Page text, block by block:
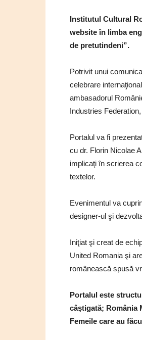
Institutul Cultural
website în limba
de pretutindeni”.
Potrivit unui
celebrare
ambasadorul
Industries
Portalul va fi
cu dr. Florin Nicolae
implicaţi în scrierea
textelor.
Evenimentul va
designer-ul şi
Iniţiat şi creat de
United Romania şi
românească spusă
Portalul este
câştigată; România
Femeile care au